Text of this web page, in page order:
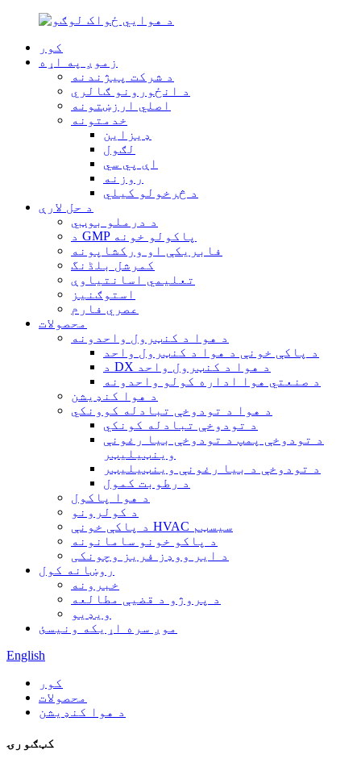
کور
زموږ په اړه
د شرکت پیژندنه
د انځورونو ګالري
اصلي ارزښتونه
خدمتونه
ډیزاین
لګول
اې پي سي
روزنه
د څرخولو کیلي
د حل لارې
د درملو بوټي
د GMP پاکولو خونه
فابریکې او ورکشاپونه
کمرشل بلڈنگ
تعلیمي اسانتیاوې
استوګنیز
عصري فارم
محصولات
د هوا د کنټرول واحدونه
د پاکې خونې د هوا د کنټرول واحد
د DX د هوا د کنټرول واحد
د صنعتي هوا اداره کولو واحدونه
د هوا کنډیشن
د هوا د تودوخې تبادله کوونکي
د تودوخې تبادله کونکي
د تودوخې پمپ د تودوخې بیا رغونې
وینټیلیټر
د تودوخې د بیا رغونې وینټیلیټر
د رطوبت کمول
د هوا پاکول
د کولرونو
د پاکې خونې HVAC سیسټم
د پاکو خونو سامانونه
د ایر ووډز فریز وچونکی
روښانه کول
خبرونه
د پروژو د قضیې مطالعه
ویډیو
موږ سره اړیکه ونیسئ
English
کور
محصولات
د هوا کنډیشن
کټګورۍ